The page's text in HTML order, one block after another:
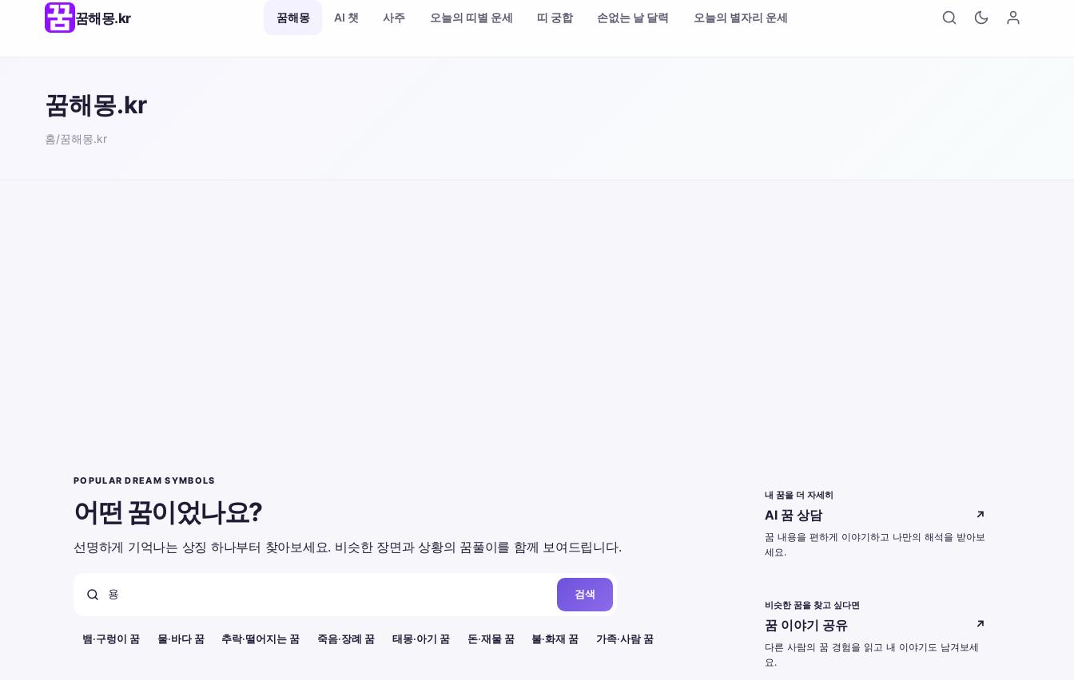
꿈해몽.kr 꿈해몽 AI 챗 사주 오늘의 띠별 운세 띠 궁합 손없는 날 달력 오늘의 별자리 운세
꿈해몽.kr
홈/꿈해몽.kr
POPULAR DREAM SYMBOLS
어떤 꿈이었나요?
선명하게 기억나는 상징 하나부터 찾아보세요. 비슷한 장면과 상황의 꿈풀이를 함께 보여드립니다.
검색
뱀·구렁이 꿈 물·바다 꿈 추락·떨어지는 꿈 죽음·장례 꿈 태몽·아기 꿈 돈·재물 꿈 불·화재 꿈 가족·사람 꿈
내 꿈을 더 자세히
AI 꿈 상담 ↗
꿈 내용을 편하게 이야기하고 나만의 해석을 받아보
세요.
비슷한 꿈을 찾고 싶다면
꿈 이야기 공유 ↗
다른 사람의 꿈 경험을 읽고 내 이야기도 남겨보세
요.